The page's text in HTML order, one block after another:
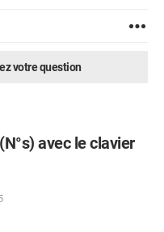
votre question
avec le clavier